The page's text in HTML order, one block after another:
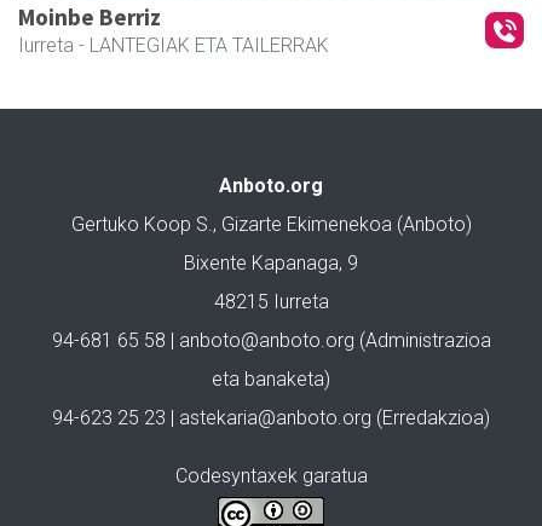
Moinbe Berriz
Iurreta - LANTEGIAK ETA TAILERRAK
Anboto.org
Gertuko Koop S., Gizarte Ekimenekoa (Anboto)
Bixente Kapanaga, 9
48215 Iurreta
94-681 65 58 | anboto@anboto.org (Administrazioa
eta banaketa)
94-623 25 23 | astekaria@anboto.org (Erredakzioa)
Codesyntaxek garatua